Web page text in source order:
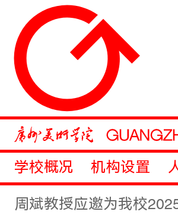
学校概况 机构设置
周斌教授应邀为我校